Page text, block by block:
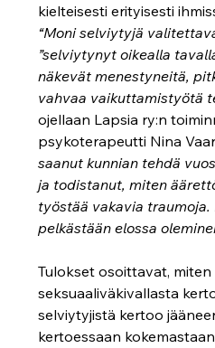
kielteisesti erityisesti
“Moni selviytyjä
”selviytynyt oikealla
näkevät menestyneitä,
vahvaa vaikuttamistyötä
ojellaan Lapsia ry:n
psykoterapeutti Nina
saanut kunnian tehdä
ja todistanut, miten
työstää vakavia
pelkästään elossa
Tulokset osoittavat,
seksuaaliväkivallasta
selviytyjistä kertoo
kertoessaan